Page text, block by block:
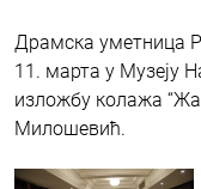
Драмска уметница
11. марта у Музеју
изложбу колажа
Милошевић.